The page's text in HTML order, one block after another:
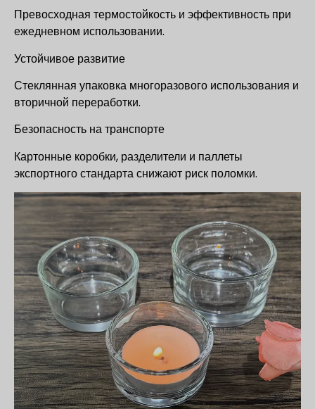
Превосходная термостойкость и эффективность при
ежедневном использовании.
Устойчивое развитие
Стеклянная упаковка многоразового использования и
вторичной переработки.
Безопасность на транспорте
Картонные коробки, разделители и паллеты
экспортного стандарта снижают риск поломки.